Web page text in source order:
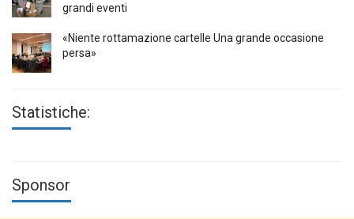
grandi eventi
«Niente rottamazione cartelle Una grande occasione
persa»
Statistiche:
Sponsor